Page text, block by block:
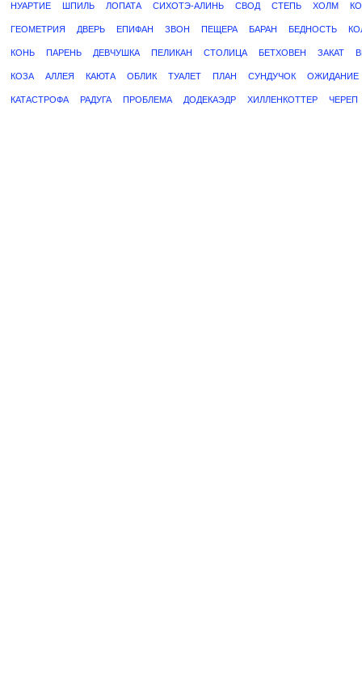
НУАРТИЕ ШПИЛЬ ЛОПАТА СИХОТЭ-АЛИНЬ СВОД СТЕПЬ ХОЛМ
ГЕОМЕТРИЯ ДВЕРЬ ЕПИФАН ЗВОН ПЕЩЕРА БАРАН БЕДНОСТЬ
КОНЬ ПАРЕНЬ ДЕВЧУШКА ПЕЛИКАН СТОЛИЦА БЕТХОВЕН ЗАКАТ
КОЗА АЛЛЕЯ КАЮТА ОБЛИК ТУАЛЕТ ПЛАН СУНДУЧОК ОЖИДАНИЕ
КАТАСТРОФА РАДУГА ПРОБЛЕМА ДОДЕКАЭДР ХИЛЛЕНКОТТЕР ЧЕРЕП